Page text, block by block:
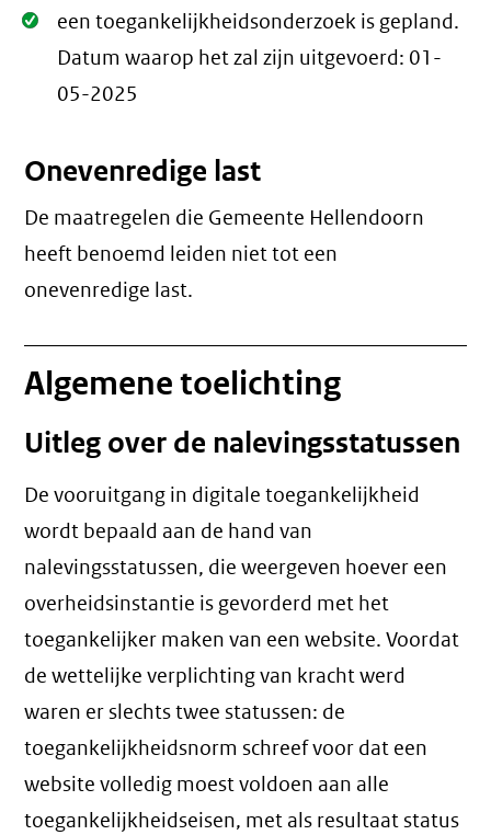
Oké.
een toegankelijkheidsonderzoek is gepland.
Datum waarop het zal zijn uitgevoerd: 01-
05-2025
Onevenredige last
De maatregelen die Gemeente Hellendoorn
heeft benoemd leiden niet tot een
onevenredige last.
Algemene toelichting
Uitleg over de nalevingsstatussen
De vooruitgang in digitale toegankelijkheid
wordt bepaald aan de hand van
nalevingsstatussen, die weergeven hoever een
overheidsinstantie is gevorderd met het
toegankelijker maken van een website. Voordat
de wettelijke verplichting van kracht werd
waren er slechts twee statussen: de
toegankelijkheidsnorm schreef voor dat een
website volledig moest voldoen aan alle
toegankelijkheidseisen, met als resultaat status